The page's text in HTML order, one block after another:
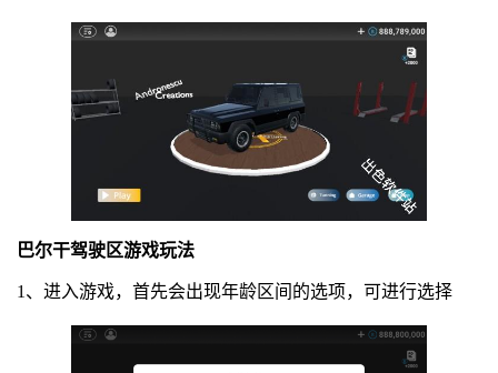
巴尔干驾驶区游戏玩法
1、进入游戏，首先会出现年龄区间的选项，可进行选择